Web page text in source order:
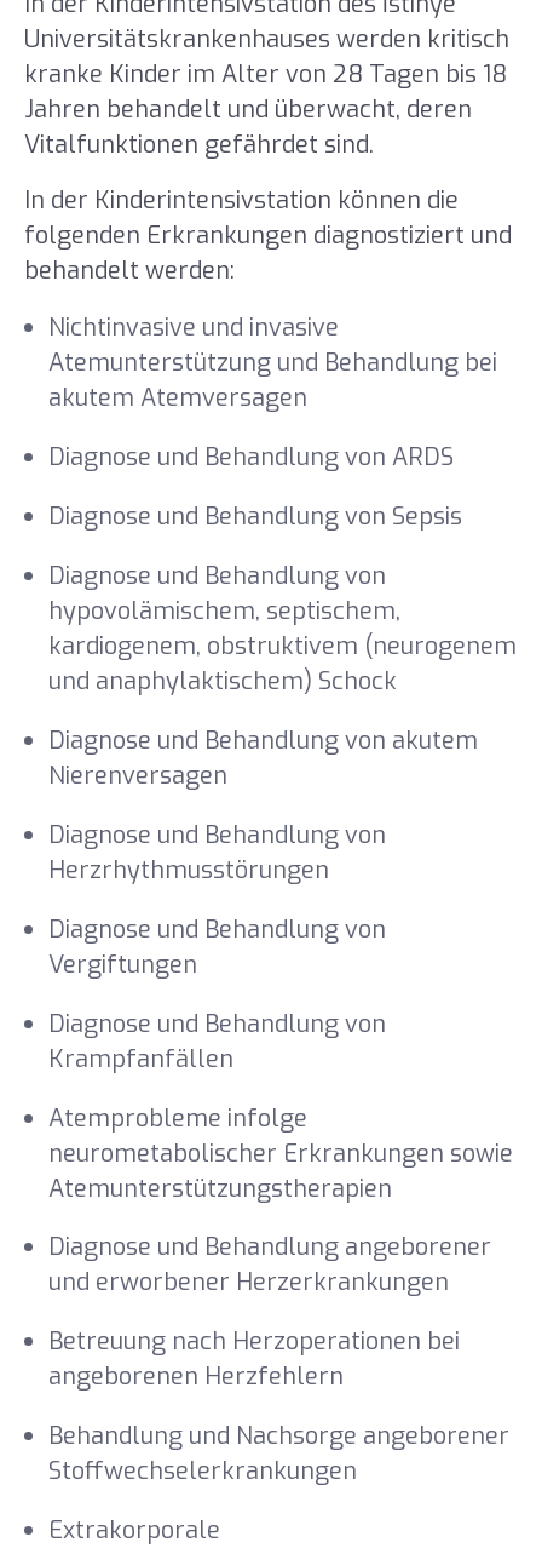
Universitätskrankenhauses werden kritisch
kranke Kinder im Alter von 28 Tagen bis 18
Jahren behandelt und überwacht, deren
Vitalfunktionen gefährdet sind.
In der Kinderintensivstation können die
folgenden Erkrankungen diagnostiziert und
behandelt werden:
Nichtinvasive und invasive
Atemunterstützung und Behandlung bei
akutem Atemversagen
Diagnose und Behandlung von ARDS
Diagnose und Behandlung von Sepsis
Diagnose und Behandlung von
hypovolämischem, septischem,
kardiogenem, obstruktivem (neurogenem
und anaphylaktischem) Schock
Diagnose und Behandlung von akutem
Nierenversagen
Diagnose und Behandlung von
Herzrhythmusstörungen
Diagnose und Behandlung von
Vergiftungen
Diagnose und Behandlung von
Krampfanfällen
Atemprobleme infolge
neurometabolischer Erkrankungen sowie
Atemunterstützungstherapien
Diagnose und Behandlung angeborener
und erworbener Herzerkrankungen
Betreuung nach Herzoperationen bei
angeborenen Herzfehlern
Behandlung und Nachsorge angeborener
Stoffwechselerkrankungen
Extrakorporale